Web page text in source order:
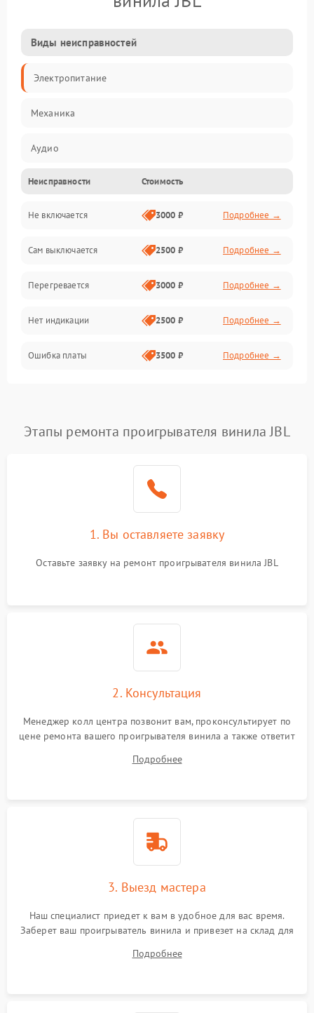
Виды неисправностей
Электропитание
Механика
Аудио
Неисправности Стоимость
Не включается 3000 ₽ Подробнее →
Сам выключается 2500 ₽ Подробнее →
Перегревается 3000 ₽ Подробнее →
Нет индикации 2500 ₽ Подробнее →
Ошибка платы 3500 ₽ Подробнее →
Этапы ремонта проигрывателя винила JBL
1. Вы оставляете заявку
Оставьте заявку на ремонт проигрывателя винила JBL
2. Консультация
Менеджер колл центра позвонит вам, проконсультирует по
цене ремонта вашего проигрывателя винила а также ответит
Подробнее
3. Выезд мастера
Наш специалист приедет к вам в удобное для вас время.
Заберет ваш проигрыватель винила и привезет на склад для
Подробнее